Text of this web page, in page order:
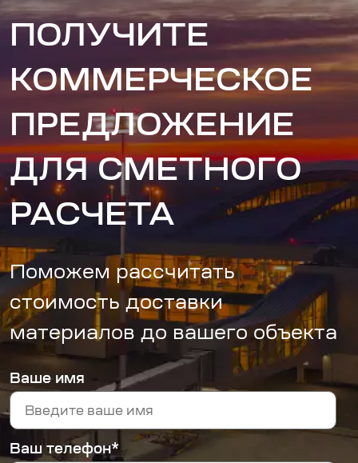
ПОЛУЧИТЕ
КОММЕРЧЕСКОЕ
ПРЕДЛОЖЕНИЕ
ДЛЯ СМЕТНОГО
РАСЧЕТА
Поможем рассчитать
стоимость доставки
материалов до вашего объекта
Ваше имя
Ваш телефон*